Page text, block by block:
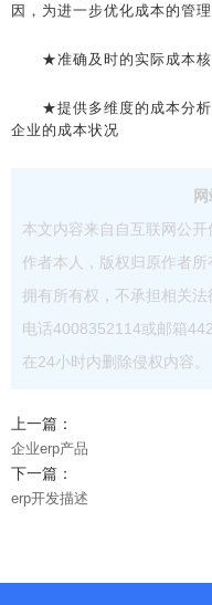
因，为进一步优化成本的管
★准确及时的实际成本核
★提供多维度的成本分析
企业的成本状况
本文内容来自自互联网公
作者本人，版权归原作者
拥有所有权，不承担相关
电话4008352114或邮箱
在24小时内删除侵权内容。
上一篇：
企业erp产品
下一篇：
erp开发描述